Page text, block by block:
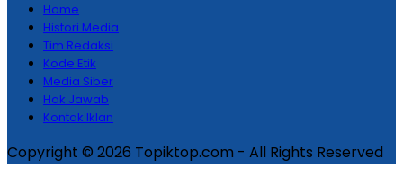
Home
Histori Media
Tim Redaksi
Kode Etik
Media Siber
Hak Jawab
Kontak Iklan
Copyright © 2026 Topiktop.com - All Rights Reserved